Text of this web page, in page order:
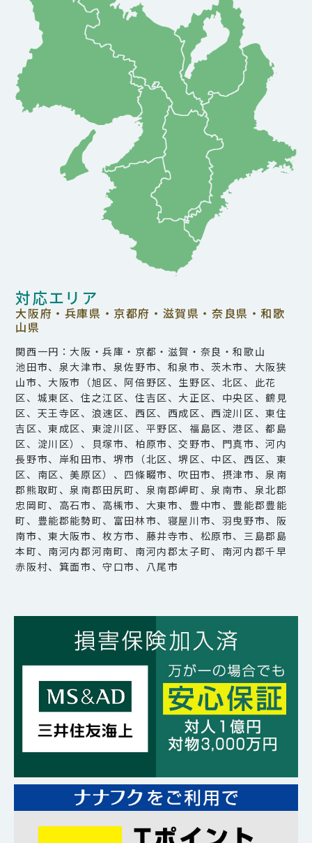
対応エリア
大阪府・兵庫県・京都府・滋賀県・奈良県・和歌
山県
関西一円：大阪・兵庫・京都・滋賀・奈良・和歌山
池田市、泉大津市、泉佐野市、和泉市、茨木市、大阪狭
山市、大阪市（旭区、阿倍野区、生野区、北区、此花
区、城東区、住之江区、住吉区、大正区、中央区、鶴見
区、天王寺区、浪速区、西区、西成区、西淀川区、東住
吉区、東成区、東淀川区、平野区、福島区、港区、都島
区、淀川区）、貝塚市、柏原市、交野市、門真市、河内
長野市、岸和田市、堺市（北区、堺区、中区、西区、東
区、南区、美原区）、四條畷市、吹田市、摂津市、泉南
郡熊取町、泉南郡田尻町、泉南郡岬町、泉南市、泉北郡
忠岡町、高石市、高槻市、大東市、豊中市、豊能郡豊能
町、豊能郡能勢町、富田林市、寝屋川市、羽曳野市、阪
南市、東大阪市、枚方市、藤井寺市、松原市、三島郡島
本町、南河内郡河南町、南河内郡太子町、南河内郡千早
赤阪村、箕面市、守口市、八尾市